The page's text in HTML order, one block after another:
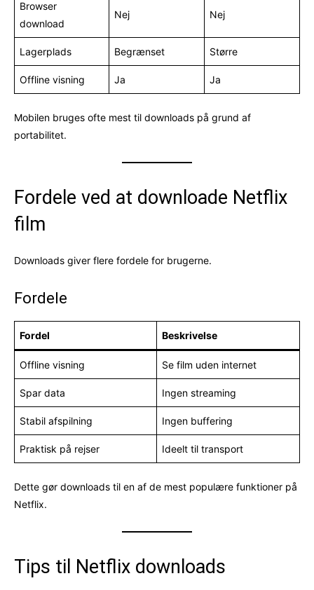
Browser
download
Nej Nej
Lagerplads Begrænset Større
Offline visning Ja Ja
Mobilen bruges ofte mest til downloads på grund af
portabilitet.
Fordele ved at downloade Netflix
film
Downloads giver flere fordele for brugerne.
Fordele
Fordel Beskrivelse
Offline visning Se film uden internet
Spar data Ingen streaming
Stabil afspilning Ingen buffering
Praktisk på rejser Ideelt til transport
Dette gør downloads til en af de mest populære funktioner på
Netflix.
Tips til Netflix downloads